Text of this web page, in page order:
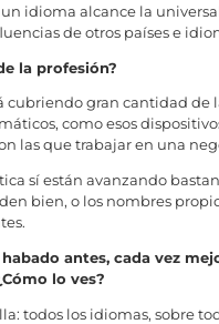
idioma alcance la
de otros países e
la profesión?
cubriendo gran cantidad
como esos
las que trabajar en una
sí están avanzando
bien, o los nombres
antes, cada vez
lo ves?
todos los idiomas, sobre